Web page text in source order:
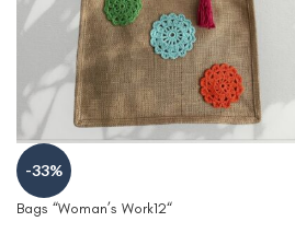
-33%
Bags “Woman’s Work12“